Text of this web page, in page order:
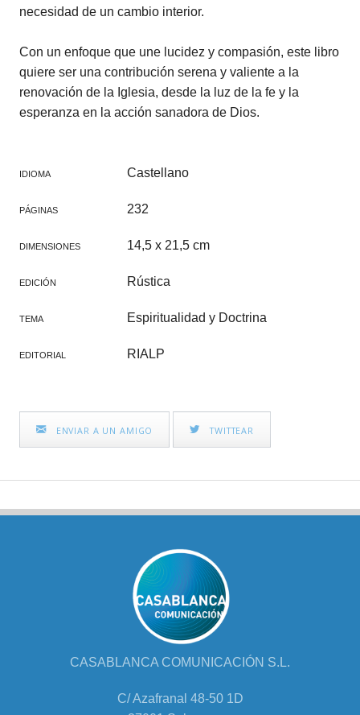
necesidad de un cambio interior.
Con un enfoque que une lucidez y compasión, este libro
quiere ser una contribución serena y valiente a la
renovación de la Iglesia, desde la luz de la fe y la
esperanza en la acción sanadora de Dios.
IDIOMA Castellano
PÁGINAS 232
DIMENSIONES 14,5 x 21,5 cm
EDICIÓN Rústica
TEMA Espiritualidad y Doctrina
EDITORIAL RIALP
ENVIAR A UN AMIGO TWITTEAR
CASABLANCA COMUNICACIÓN S.L.
C/ Azafranal 48-50 1D